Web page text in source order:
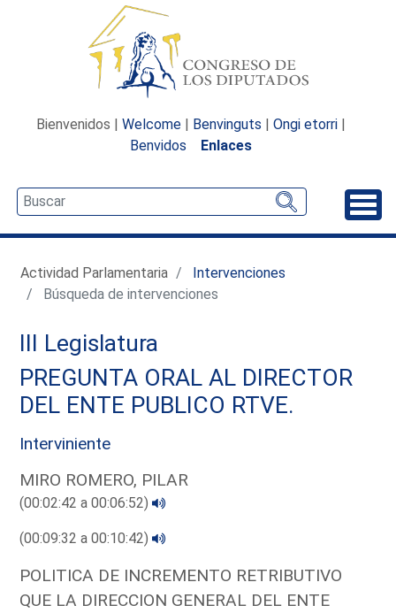
Bienvenidos | Welcome | Benvinguts | Ongi etorri |
Benvidos
Enlaces
Actividad Parlamentaria
Intervenciones
Búsqueda de intervenciones
III Legislatura
PREGUNTA ORAL AL DIRECTOR
DEL ENTE PUBLICO RTVE.
Interviniente
MIRO ROMERO, PILAR
(00:02:42 a 00:06:52)
(00:09:32 a 00:10:42)
POLITICA DE INCREMENTO RETRIBUTIVO
QUE LA DIRECCION GENERAL DEL ENTE